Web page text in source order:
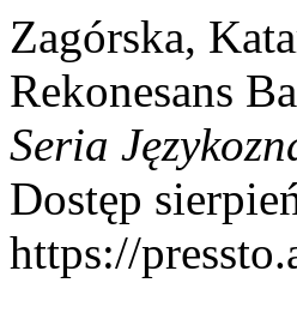
Zagórska,
Rekonesans
Seria
Dostęp
https://